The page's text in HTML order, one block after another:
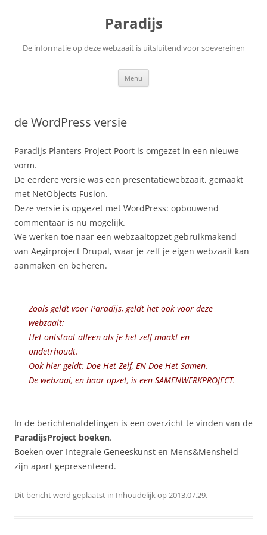
Paradijs
De informatie op deze webzaait is uitsluitend voor soevereinen
Menu
de WordPress versie
Paradijs Planters Project Poort is omgezet in een nieuwe
vorm.
De eerdere versie was een presentatiewebzaait, gemaakt
met NetObjects Fusion.
Deze versie is opgezet met WordPress: opbouwend
commentaar is nu mogelijk.
We werken toe naar een webzaaitopzet gebruikmakend
van Aegirproject Drupal, waar je zelf je eigen webzaait kan
aanmaken en beheren.
Zoals geldt voor Paradijs, geldt het ook voor deze
webzaait:
Het ontstaat alleen als je het zelf maakt en
ondetrhoudt.
Ook hier geldt: Doe Het Zelf, EN Doe Het Samen.
De webzaai, en haar opzet, is een SAMENWERKPROJECT.
In de berichtenafdelingen is een overzicht te vinden van de
ParadijsProject boeken.
Boeken over Integrale Geneeskunst en Mens&Mensheid
zijn apart gepresenteerd.
Dit bericht werd geplaatst in Inhoudelijkop2013.07.29.